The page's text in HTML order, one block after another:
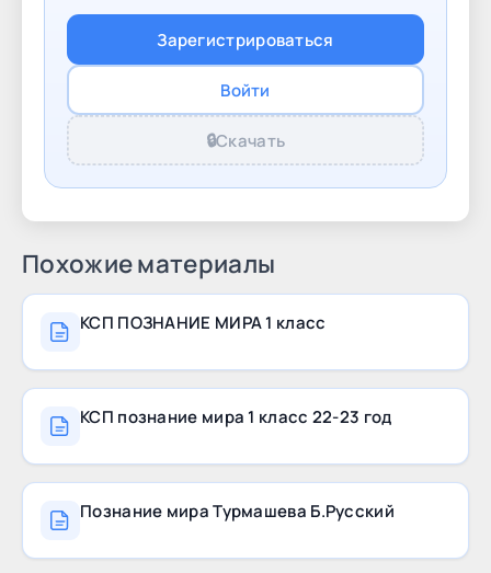
страны.doc Урок № 25 Калейдоскоп
знаний.doc Урок № 26 Мое здоровье Как я
питаюсь.doc Урок № 27 Как менялась жизнь
древних людей.doc Урок № 28 Всегда ли люди
торговали.doc
Зарегистрироваться
Войти
🔒Скачать
Похожие материалы
КСП ПОЗНАНИЕ МИРА 1 класс
КСП познание мира 1 класс 22-23 год
Познание мира Турмашева Б.Русский